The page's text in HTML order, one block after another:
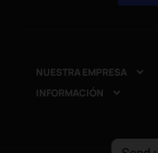
NUESTRA EMPRESA 
INFORMACIÓN 